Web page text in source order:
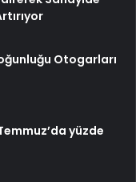
Otogarları
yüzde